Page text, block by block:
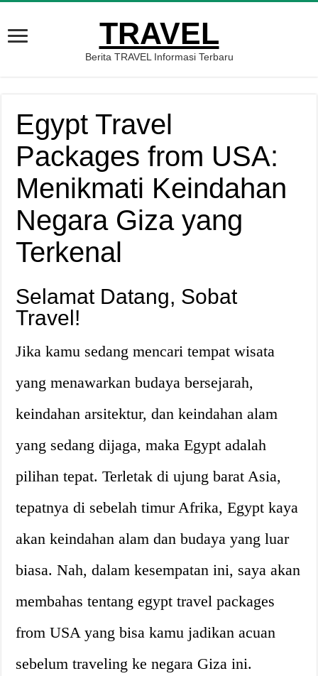
TRAVEL
Berita TRAVEL Informasi Terbaru
Egypt Travel
Packages from USA:
Menikmati Keindahan
Negara Giza yang
Terkenal
Selamat Datang, Sobat
Travel!
Jika kamu sedang mencari tempat wisata
yang menawarkan budaya bersejarah,
keindahan arsitektur, dan keindahan alam
yang sedang dijaga, maka Egypt adalah
pilihan tepat. Terletak di ujung barat Asia,
tepatnya di sebelah timur Afrika, Egypt kaya
akan keindahan alam dan budaya yang luar
biasa. Nah, dalam kesempatan ini, saya akan
membahas tentang egypt travel packages
from USA yang bisa kamu jadikan acuan
sebelum traveling ke negara Giza ini.